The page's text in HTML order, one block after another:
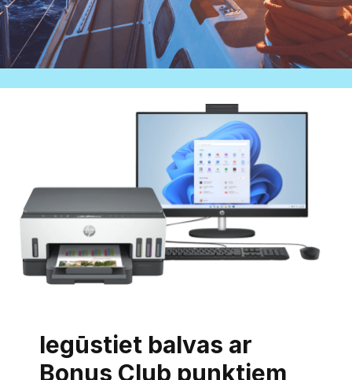
Iegūstiet balvas ar
Bonus Club punktiem